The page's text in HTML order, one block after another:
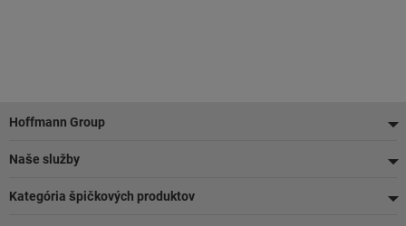
Pätička
Hoffmann Group
Naše služby
Kategória špičkových produktov